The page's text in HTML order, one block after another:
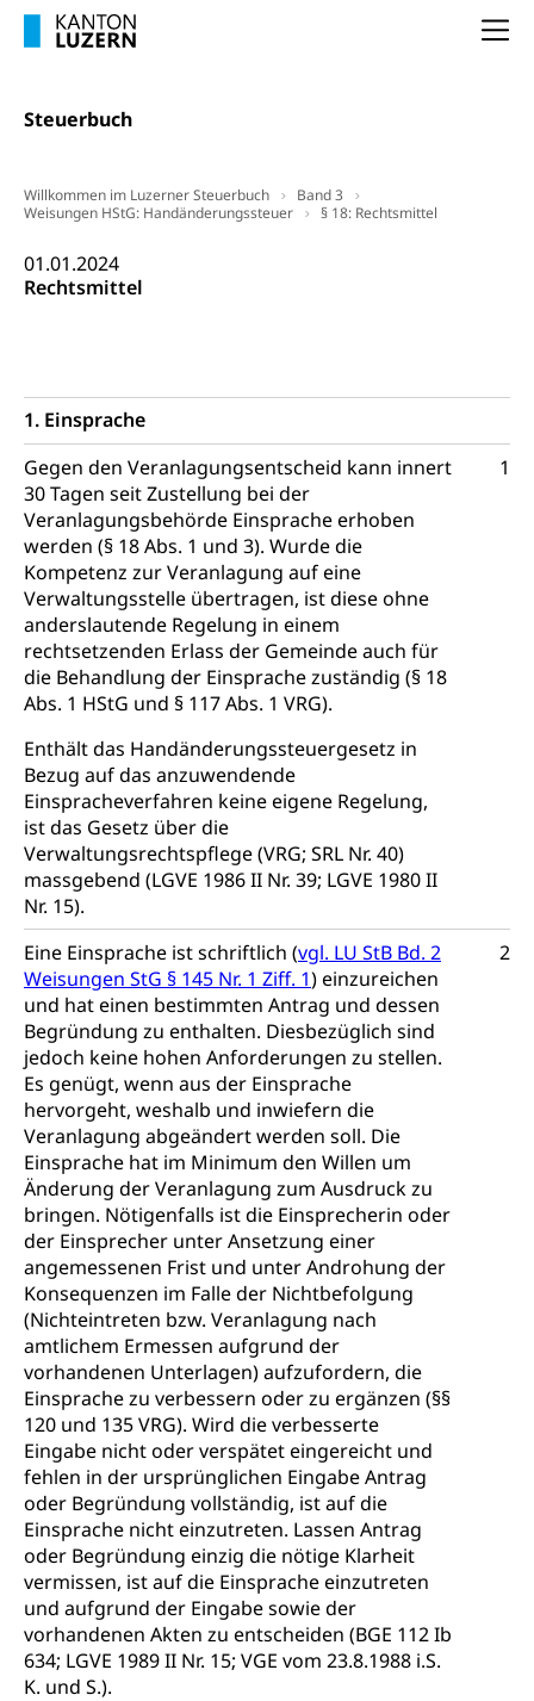
Steuerbuch
Willkommen im Luzerner Steuerbuch
Band 3
Weisungen HStG: Handänderungssteuer
§ 18: Rechtsmittel
01.01.2024
Rechtsmittel
1. Einsprache
Gegen den Veranlagungsentscheid kann innert
30 Tagen seit Zustellung bei der
Veranlagungsbehörde Einsprache erhoben
werden (§ 18 Abs. 1 und 3). Wurde die
Kompetenz zur Veranlagung auf eine
Verwaltungsstelle übertragen, ist diese ohne
anderslautende Regelung in einem
rechtsetzenden Erlass der Gemeinde auch für
die Behandlung der Einsprache zuständig (§ 18
Abs. 1 HStG und § 117 Abs. 1 VRG).
Enthält das Handänderungssteuergesetz in
Bezug auf das anzuwendende
Einspracheverfahren keine eigene Regelung,
ist das Gesetz über die
Verwaltungsrechtspflege (VRG; SRL Nr. 40)
massgebend (LGVE 1986 II Nr. 39; LGVE 1980 II
Nr. 15).
1
Eine Einsprache ist schriftlich (vgl. LU StB Bd. 2
Weisungen StG § 145 Nr. 1 Ziff. 1) einzureichen
und hat einen bestimmten Antrag und dessen
Begründung zu enthalten. Diesbezüglich sind
jedoch keine hohen Anforderungen zu stellen.
Es genügt, wenn aus der Einsprache
hervorgeht, weshalb und inwiefern die
Veranlagung abgeändert werden soll. Die
Einsprache hat im Minimum den Willen um
Änderung der Veranlagung zum Ausdruck zu
bringen. Nötigenfalls ist die Einsprecherin oder
der Einsprecher unter Ansetzung einer
angemessenen Frist und unter Androhung der
Konsequenzen im Falle der Nichtbefolgung
(Nichteintreten bzw. Veranlagung nach
amtlichem Ermessen aufgrund der
vorhandenen Unterlagen) aufzufordern, die
Einsprache zu verbessern oder zu ergänzen (§§
120 und 135 VRG). Wird die verbesserte
Eingabe nicht oder verspätet eingereicht und
fehlen in der ursprünglichen Eingabe Antrag
oder Begründung vollständig, ist auf die
Einsprache nicht einzutreten. Lassen Antrag
oder Begründung einzig die nötige Klarheit
vermissen, ist auf die Einsprache einzutreten
und aufgrund der Eingabe sowie der
vorhandenen Akten zu entscheiden (BGE 112 Ib
634; LGVE 1989 II Nr. 15; VGE vom 23.8.1988 i.S.
K. und S.).
2
Konsumentenrechte, Produktsicherheit,
regionale Erschöpfung, nationale Erschöpfung,
internationale Erschöpfung, Preisabsprache, Kartell,
Lebensmittelkontrolle und
Verbraucherschutz
Krankenversicherung
Krankheit, Unfall, Prämienverbilligung,
Krankenkasse
Obligatorische Krankenversicherung (WAS
Luzern)
Kranken- und Unfallversicherung
Lebensmittelhygiene, Produktesicherheit
Trinkwasser
Lebensmittel
Prävention
Gesundheitsvorsorge, Wellness, Unfallverhütung,
Suchtprävention, Alkoholprävention,
Tabakprävention, Primärprävention,
Sekundärprävention, Tertiärprävention
Darmkrebsvorsorge
Kantonales Tabakpräventionsprogramm
Gesundheitsförderung
Prävention (Polizei)
Suchtprävention
Gesundheitsversorgung
Soziale Sicherheit
Sozialversicherungen, Sozialpolitik,
Arbeitslosenversicherung,
Mutterschaftsversicherung, Krankenversicherung,
Unfallversicherung, Invalidenversicherung,
Sozialhilfe
Kranken- und Unfallversicherung
(gruezi.lu.ch)
Krankenversicherung (WAS Luzern)
Soziales und Gesellschaft (Dienststelle)
Opferhilfe
Arbeitslosenversicherung (WAS Luzern)
Invalidenversicherung (WAS Luzern)
Soziale Sicherheit
Sucht und Drogen
Drogenabhängigkeit, Drogensucht,
Medikamentenabhängigkeit,
Arzneimittelabhängigkeit, Suchtkrankheit,
Drogenabhängige, Drogensüchtige,
Betäubungsmittel, Suchtmittel, Psychopharmaka
Fachstelle Sucht Region Luzern
Drogen (Polizei)
Sucht
Gesundheitsversorgung
Gesundheitsversorgung, Spital, Pflegeinitiative,
Ambulant vor stationär, AVOS, Patientendossier
Gesundheitsversorgung
AHV / IV
Altersrente, Invalidenrente, Witwenrente,
Sozialversicherung, Vorsorgeeinrichtung,
Pensionskasse, erste Säule, zweite Säule, dritte
Säule, Hilflosenentschädigung,
Ergänzungsleistungen, Altersvorsorge,
Todesfallversicherung
Hilfslosenentschädigung (WAS Luzern)
AHV-Hinterlassenenrente (WAS Luzern)
AHV-Beiträge (WAS Luzern)
Informationsstelle AHV/IV
Ergänzungsleistungen (EL) (WAS Luzern)
AHV-Altersrente (WAS Luzern)
IV-Leistungen (WAS Luzern)
Behinderung
Körperbehinderung, körperliche Behinderung,
geistige Behinderung, psychische Behinderung,
Erwerbsunfähigkeit, Behinderte
Inklusion im Sport
Menschen mit Behinderungen
Kultur und Medien
Archive und Bibliotheken
Bücher, Bundesarchiv, Landesbibliothek
Staatsarchiv Luzern
Zentral- und Hochschulbibliothek
Kulturelle Einrichtungen
Museen, Theater, Bibliotheken